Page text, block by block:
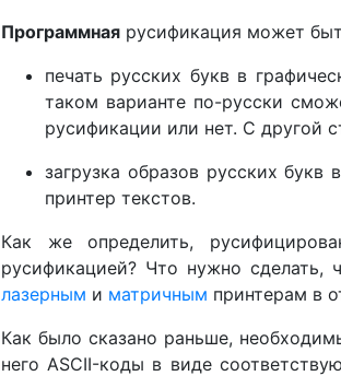
Программная русификация может
печать русских букв в
таком варианте по-русски
русификации или нет. С другой
загрузка образов русских
принтер текстов.
Как же определить,
русификацией? Что нужно сделать,
лазерным и матричным принтерам в
Как было сказано раньше,
него ASCII-коды в виде